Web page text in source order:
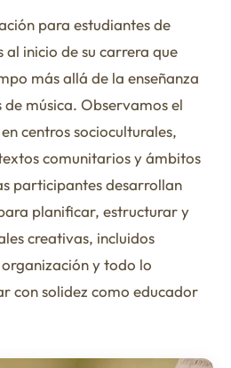
para estudiantes de
al inicio de su carrera que
más allá de la enseñanza
música. Observamos el
centros socioculturales,
comunitarios y ámbitos
participantes desarrollan
planificar, estructurar y
creativas, incluidos
y todo lo
con solidez como educador